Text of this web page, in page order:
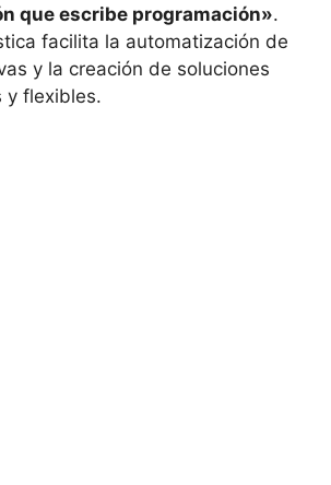
que escribe programación».
facilita la automatización de
y la creación de soluciones
y flexibles.